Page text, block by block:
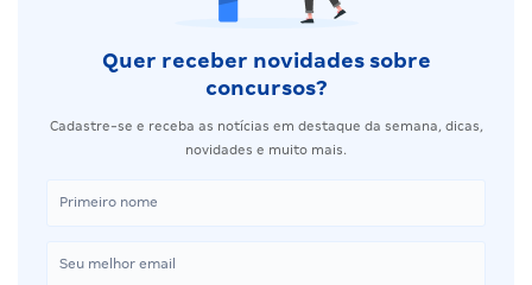
Quer receber novidades sobre
concursos?
Cadastre-se e receba as notícias em destaque da semana, dicas,
novidades e muito mais.